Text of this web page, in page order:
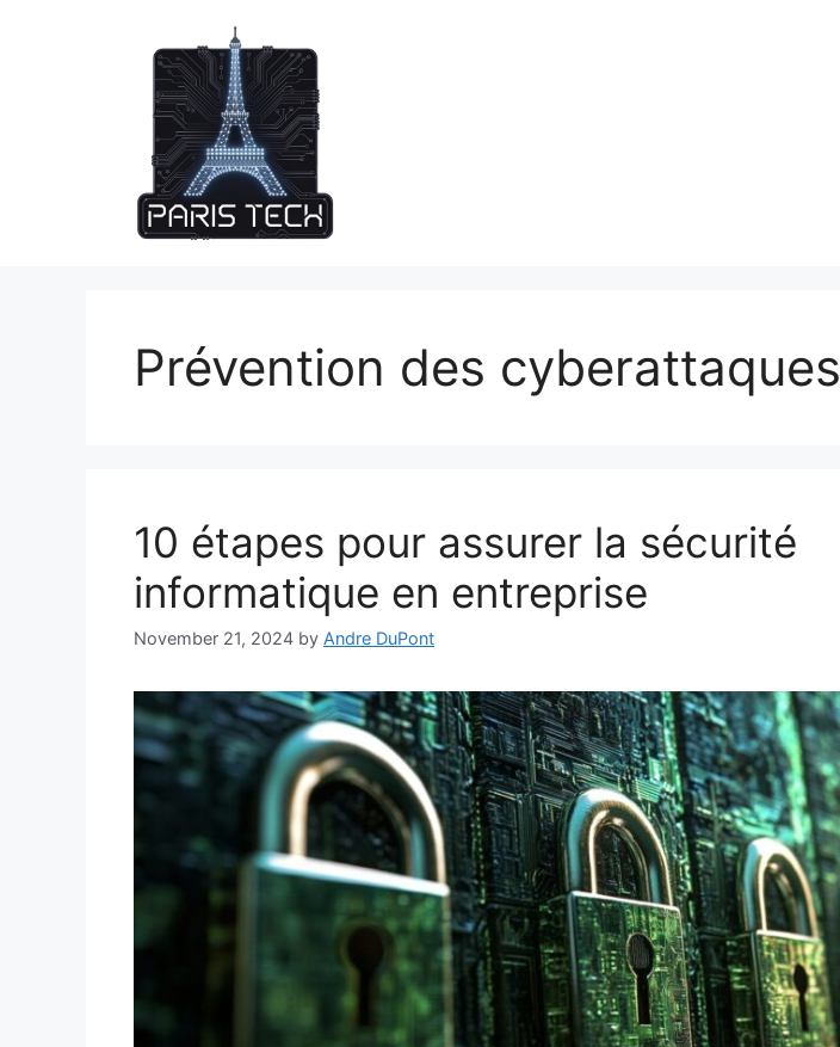
Prévention des cyberattaques
10 étapes pour assurer la sécurité
informatique en entreprise
November 21, 2024 by Andre DuPont